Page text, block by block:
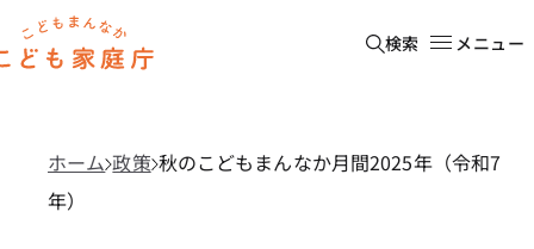
本文へ移動
検索 メニュー
ホーム 政策 秋のこどもまんなか月間2025年（令和7
年）